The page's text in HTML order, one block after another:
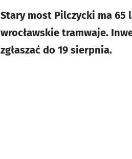
Stary most Pilczycki ma
wrocławskie tramwaje.
zgłaszać do 19 sierpnia.